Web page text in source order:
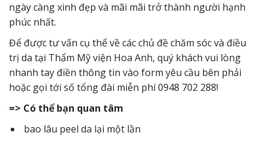
ngày càng xinh đẹp và mãi mãi trở thành người hạnh
phúc nhất.
Để được tư vấn cụ thể về các chủ đề chăm sóc và điều
trị da tại Thẩm Mỹ viện Hoa Anh, quý khách vui lòng
nhanh tay điền thông tin vào form yêu cầu bên phải
hoặc gọi tới số tổng đài miễn phí 0948 702 288!
=> Có thể bạn quan tâm
bao lâu peel da lại một lần